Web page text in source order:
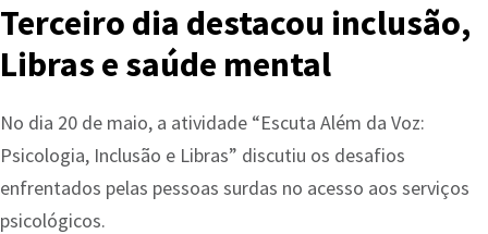
Terceiro dia destacou inclusão,
Libras e saúde mental
No dia 20 de maio, a atividade “Escuta Além da Voz:
Psicologia, Inclusão e Libras” discutiu os desafios
enfrentados pelas pessoas surdas no acesso aos serviços
psicológicos.